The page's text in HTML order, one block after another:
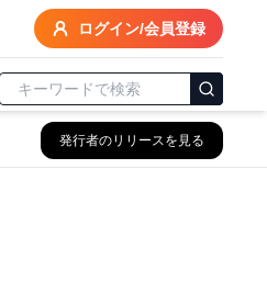
ログイン/会員登録
発行者のリリースを見る